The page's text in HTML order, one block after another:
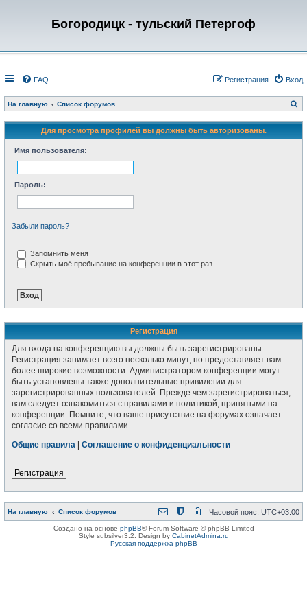
Богородицк - тульский Петергоф
FAQ Вход
Регистрация
На главную Список форумов
о
с
Для просмотра профилей вы должны быть авторизованы.
Имя пользователя:
Пароль:
Забыли пароль?
Запомнить меня
Скрыть моё пребывание на конференции в этот раз
Регистрация
Для входа на конференцию вы должны быть зарегистрированы.
Регистрация занимает всего несколько минут, но предоставляет вам
более широкие возможности. Администратором конференции могут
быть установлены также дополнительные привилегии для
зарегистрированных пользователей. Прежде чем зарегистрироваться,
вам следует ознакомиться с правилами и политикой, принятыми на
конференции. Помните, что ваше присутствие на форумах означает
согласие со всеми правилами.
Общие правила
Соглашение о конфиденциальности
Регистрация
На главную Список форумов Часовой пояс: UTC+03:00
Создано на основе phpBB® Forum Software © phpBB Limited
Style subsilver3.2. Design by CabinetAdmina.ru
Русская поддержка phpBB